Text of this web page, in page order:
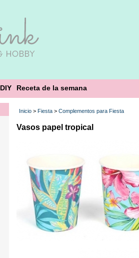
DIY Receta de la semana
Inicio > Fiesta > Complementos para Fiesta
Vasos papel tropical